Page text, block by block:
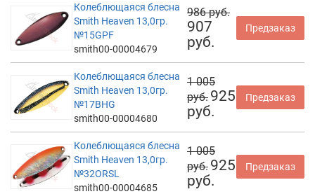
Колеблющаяся блесна
Smith Heaven 13,0гр.
№15GPF
smith00-00004679
986 руб.
907
руб.
Предзаказ
Колеблющаяся блесна
Smith Heaven 13,0гр.
№17BHG
smith00-00004680
1 005
руб. 925
руб.
Предзаказ
Колеблющаяся блесна
Smith Heaven 13,0гр.
№32ORSL
smith00-00004685
1 005
руб. 925
руб.
Предзаказ